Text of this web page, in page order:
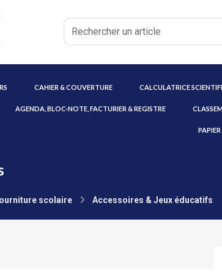
CAHIER & COUVERTURE CALCULATRICE
AGENDA, BLOC-NOTE, FACTURIER & REGISTRE
PAPIER
scolaire Accessoires & Jeux éducatifs